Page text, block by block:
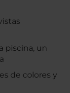
piscina, un
de colores y